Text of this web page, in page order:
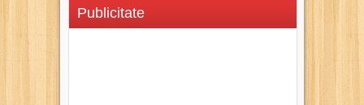
Publicitate